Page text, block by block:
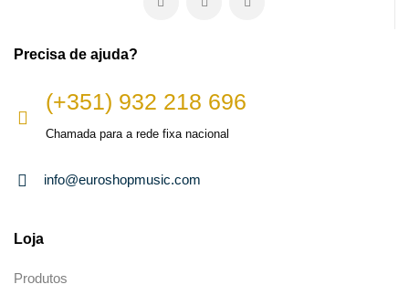
Precisa de ajuda?
(+351) 932 218 696
Chamada para a rede fixa nacional
info@euroshopmusic.com
Loja
Produtos